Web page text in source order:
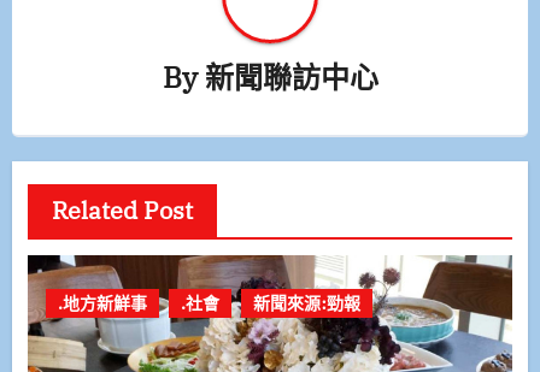
By新聞聯訪中心
Related Post
.地方新鮮事 .社會 新聞來源:勁報